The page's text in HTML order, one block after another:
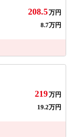
208.5万円
8.7万円
219万円
19.2万円